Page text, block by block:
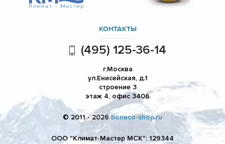
КОНТАКТЫ
(495) 125-36-14
г.Москва
ул.Енисейская, д.1
строение 3
этаж 4, офис 3406
© 2011 - 2026boneco-shop.ru
ООО "Климат-Мастер МСК": 129344